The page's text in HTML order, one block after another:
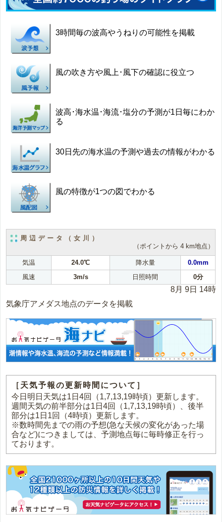
3時間毎の波高やうねりの可能性を掲載
風の吹き方や風上･風下の確認に役立つ
波高･海水温･海流･塩分の予測が1日毎にわか
る
30日先の海水温の予測や過去の情報がわかる
風の特徴が1つの図でわかる
周辺データ（女川）
（ポイントから 4 km地点）
気温 24.0℃ 降水量
0.0mm
風速
3m/s 日照時間 0分
8月 9日 14時
気象庁アメダス地点のデータを掲載
［天気予報の更新時間について］
今日明日天気は1日4回（1,7,13,19時頃）更新します。
週間天気の前半部分は1日4回（1,7,13,19時頃）、後半
部分は1日1回（4時頃）更新します。
※数時間先までの雨の予想(急な天候の変化があった場
合など)につきましては、予測地点毎に毎時修正を行っ
ております。